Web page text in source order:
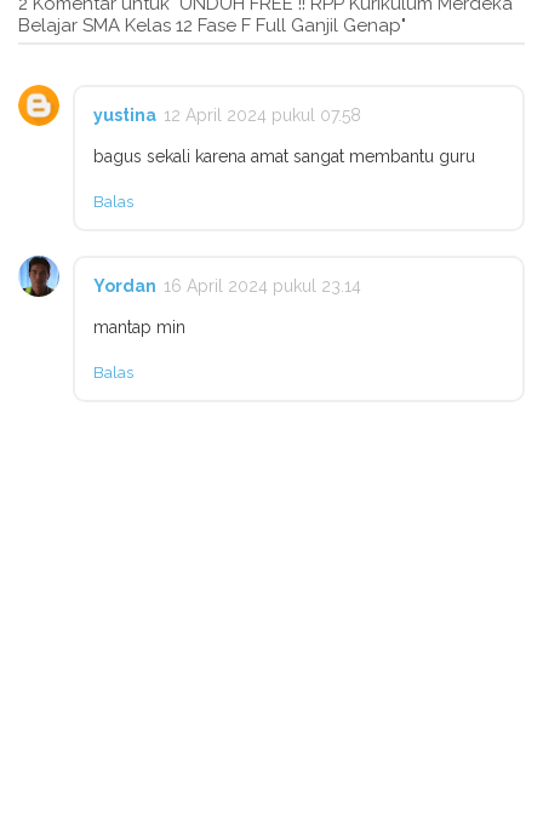
Belajar SMA Kelas 12 Fase F Full Ganjil Genap"
yustina 12 April 2024 pukul 07.58
bagus sekali karena amat sangat membantu guru
Balas
Yordan 16 April 2024 pukul 23.14
mantap min
Balas